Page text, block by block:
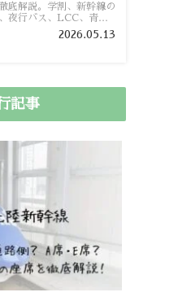
底解説。学割、新幹線の
夜行バス、LCC、青春
ぷ、レンタカー割り勘な
向けの節約旅行術を詳し
2026.05.13
記事